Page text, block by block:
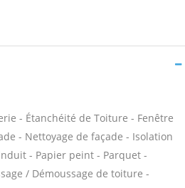
- Étanchéité de Toiture - Fenêtre
- Nettoyage de façade - Isolation
- Papier peint - Parquet -
/ Démoussage de toiture -